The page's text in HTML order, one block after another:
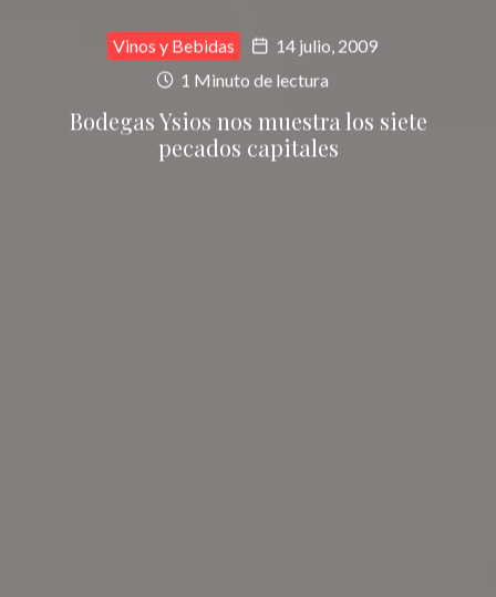
Vinos y Bebidas
14 julio, 2009
1 Minuto de lectura
Bodegas Ysios nos muestra los siete
pecados capitales